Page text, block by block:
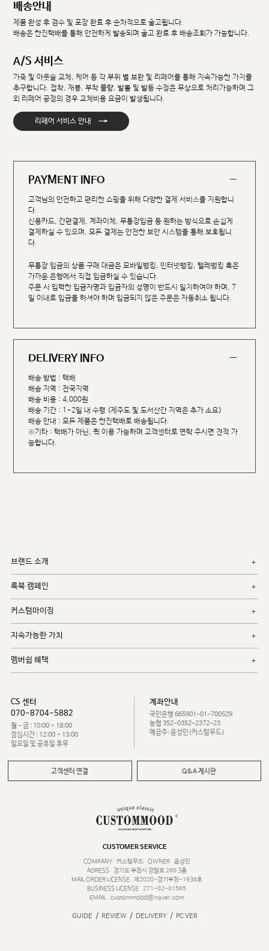
배송안내
제품 완성 후 검수 및 포장 완료 후 순차적으로 출고됩니다.
배송은 한진택배를 통해 안전하게 발송되며 출고 완료 후 배송조회가 가능합니다.
A/S 서비스
가죽 및 아웃솔 교체, 케어 등 각 부위 별 보완 및 리페어를 통해 지속가능한 가치를
추구합니다. 접착, 재봉, 부착 불량, 발볼 및 발등 수정은 무상으로 처리가능하며 그
외 리페어 공정의 경우 교체비용 요금이 발생됩니다.
리페어 서비스 안내 →
PAYMENT INFO
고객님의 안전하고 편리한 쇼핑을 위해 다양한 결제 서비스를 지원합니
다.
신용카드, 간편결제, 계좌이체, 무통장입금 등 원하는 방식으로 손쉽게
결제하실 수 있으며, 모든 결제는 안전한 보안 시스템을 통해 보호됩니
다.
무통장 입금의 상품 구매 대금은 모바일뱅킹, 인터넷뱅킹, 텔레뱅킹 혹은
가까운 은행에서 직접 입금하실 수 있습니다.
주문 시 입력한 입금자명과 입금자의 성명이 반드시 일치하여야 하며, 7
일 이내로 입금을 하셔야 하며 입금되지 않은 주문은 자동취소 됩니다.
DELIVERY INFO
배송 방법 : 택배
배송 지역 : 전국지역
배송 비용 : 4,000원
배송 기간 : 1~2일 내 수령 (제주도 및 도서산간 지역은 추가 소요)
배송 안내 : 모든 제품은 한진택배로 배송됩니다.
※기타 : 택배가 아닌, 퀵 이용 가능하며 고객센터로 연락 주시면 견적 가
능합니다.
브랜드 소개
룩북 캠페인
커스텀마이징
지속가능한 가치
멤버쉽 혜택
CS 센터
070-8704-5882
월 - 금 : 10:00 ~ 18:00
점심시간 : 12:00 ~ 13:00
일요일 및 공휴일 휴무
계좌안내
국민은행 665901-01-700529
농협 352-0352-2372-23
예금주: 윤성민(커스텀무드)
고객센터 연결 Q&A 게시판
CUSTOMER SERVICE
COMPANY
커스텀무드 OWNER
윤성민
ADRESS
경기도 부천시 장말로 260 3층
MAIL ORDER LICENSE
제2020-경기부천-1936호
BUSINESS LICENSE 271-02-01565
EMAIL
custommood@naver.com
GUIDE / REVIEW / DELIVERY / PC VER